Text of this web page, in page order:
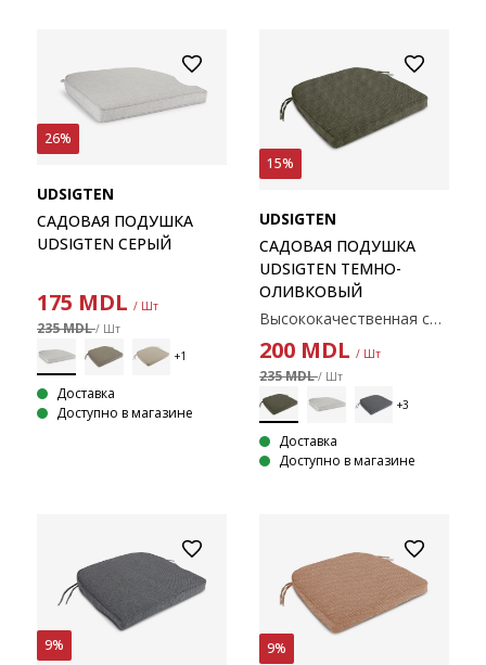
26%
UDSIGTEN
САДОВАЯ ПОДУШКА
UDSIGTEN СЕРЫЙ
175 MDL / Шт
235 MDL/ Шт
Доставка
Доступно в магазине
15%
UDSIGTEN
САДОВАЯ ПОДУШКА
UDSIGTEN ТЕМНО-
ОЛИВКОВЫЙ
Высококачественная садовая подушка с прочным тканым чехлом. Для стульев. 48 x 49 x 6 см.
200 MDL / Шт
235 MDL/ Шт
Доставка
Доступно в магазине
9% 9%